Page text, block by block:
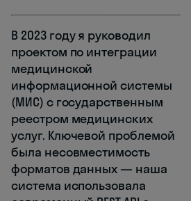
В 2023 году я руководил
проектом по интеграции
медицинской
информационной системы
(МИС) с государственным
реестром медицинских
услуг. Ключевой проблемой
была несовместимость
форматов данных — наша
система использовала